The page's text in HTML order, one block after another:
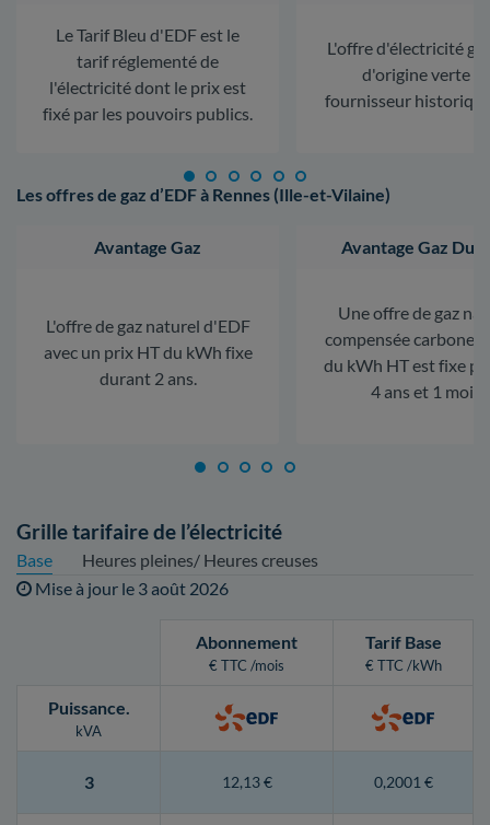
Le Tarif Bleu d'EDF est le
tarif réglementé de
l'électricité dont le prix est
fixé par les pouvoirs publics.
L'offre d'électricité
d'origine verte
fournisseur
Les offres de gaz d’EDF à Rennes (Ille-et-Vilaine)
Avantage Gaz
L'offre de gaz naturel d'EDF
avec un prix HT du kWh fixe
durant 2 ans.
Avantage Gaz
Une offre de gaz
compensée carbone.
du kWh HT est fixe
4 ans et 1 mois.
Grille tarifaire de l’électricité
Base
Heures pleines/ Heures creuses
Mise à jour le 3 août 2026
Abonnement
€ TTC /mois
Tarif Base
€ TTC /kWh
Puissance.
kVA
3 12,13 € 0,2001 €